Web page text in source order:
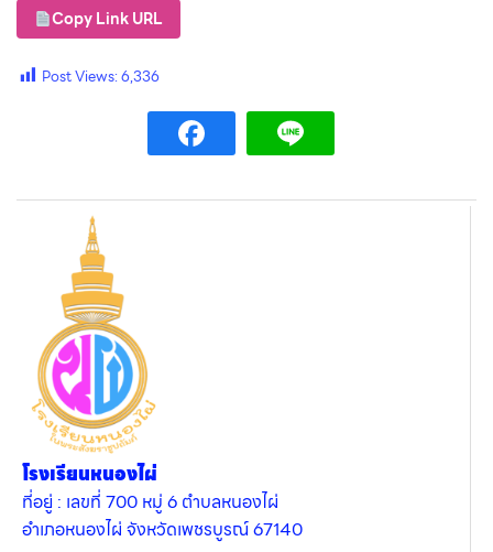
Copy Link URL
Post Views:6,336
โรงเรียนหนองไผ่
ที่อยู่ : เลขที่ 700 หมู่ 6 ตำบลหนองไผ่
อำเภอหนองไผ่ จังหวัดเพชรบูรณ์ 67140